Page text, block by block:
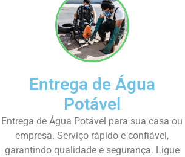
Entrega de Água
Potável
Entrega de Água Potável para sua casa ou
empresa. Serviço rápido e confiável,
garantindo qualidade e segurança. Ligue